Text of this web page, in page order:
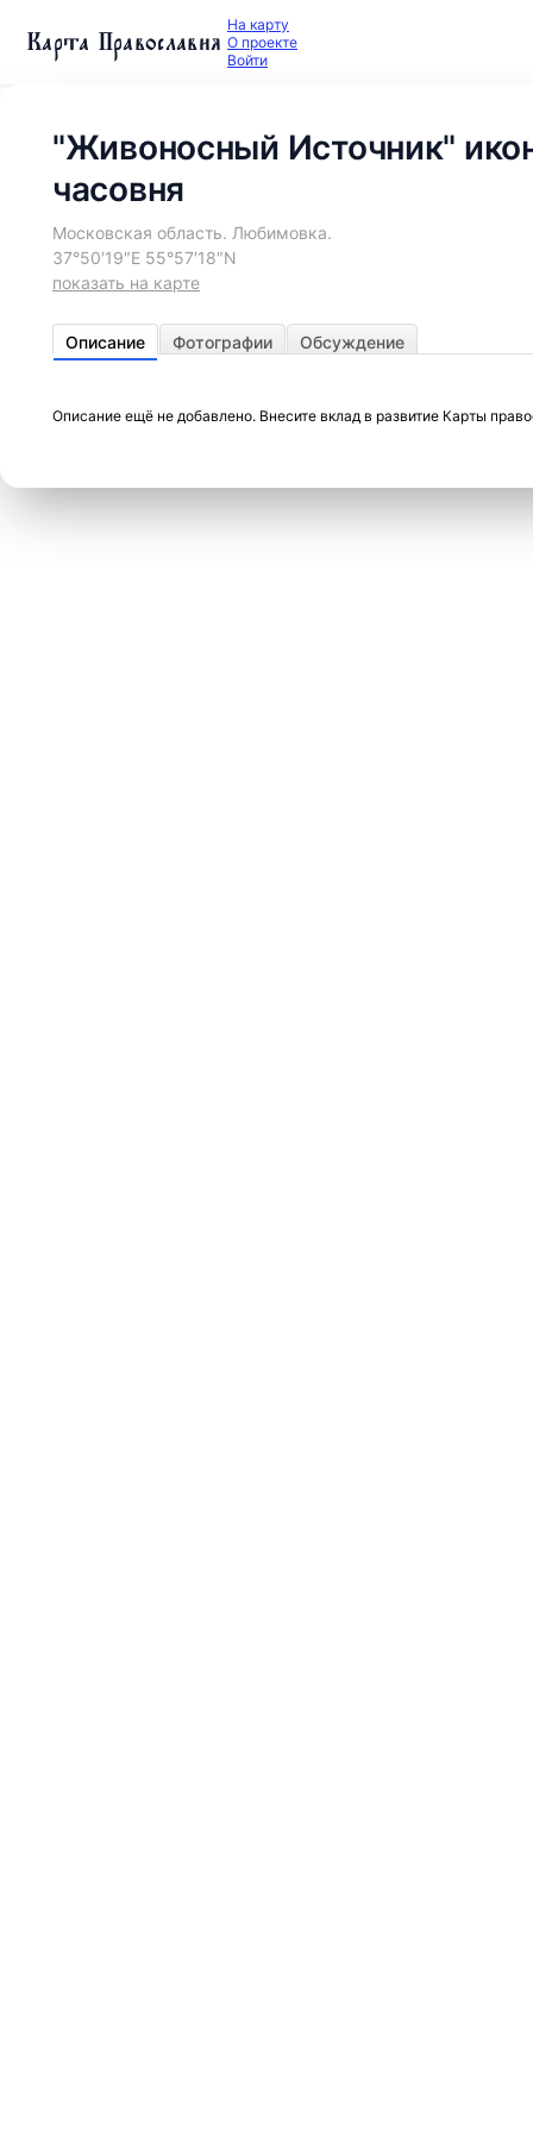
Карта Православия На карту
О проекте
Войти
"Живоносный Источник"
часовня
Московская область. Любимовка.
37°50′19″E 55°57′18″N
показать на карте
Описание Фотографии Обсуждение
Описание ещё не добавлено. Внесите вклад в развитие Карты